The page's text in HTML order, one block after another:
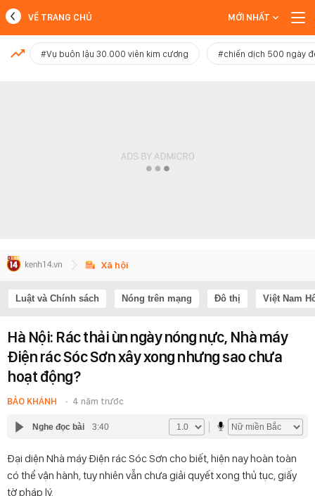
MỚI NHẤT
VỀ TRANG CHỦ MỚI NHẤT
#Vụ buôn lậu 30.000 viên kim cương #chiến dịch 500 ngày
Xã hội
Luật và Chính sách Nóng trên mạng Đô thị Việt Nam
Hà Nội: Rác thải ùn ngày nóng nực, Nhà máy
Điện rác Sóc Sơn xây xong nhưng sao chưa
hoạt động?
BẢO KHÁNH 4 năm trước
Nghe đọc bài 3:40
Đại diện Nhà máy Điện rác Sóc Sơn cho biết, hiện nay hoàn toàn
có thể vận hành, tuy nhiên vẫn chưa giải quyết xong thủ tục, giấy
tờ pháp lý.